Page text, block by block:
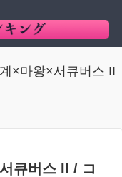
×마왕×서큐버스 II
큐버스 II / コ